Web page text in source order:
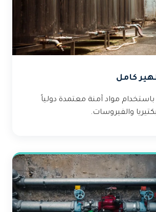
كامل
مواد آمنة معتمدة دولياً
والفيروسات.